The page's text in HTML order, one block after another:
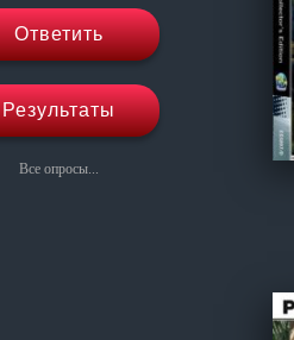
Ответить
Результаты
Все опросы...